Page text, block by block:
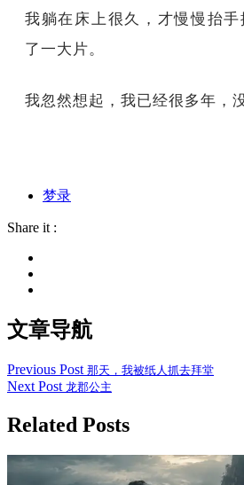
我躺在床上很久，才慢慢抬
了一大片。
我忽然想起，我已经很多年，
梦录
Share it :
文章导航
Previous Post 那天，我被纸人抓去拜堂
Next Post 龙郡公主
Related Posts